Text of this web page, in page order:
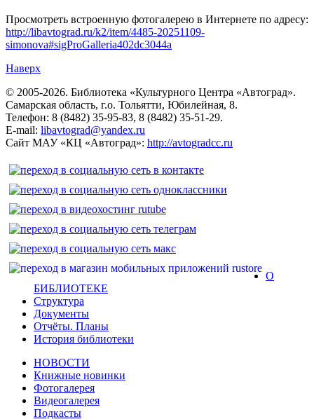
Просмотреть встроенную фотогалерею в Интернете по адресу:
http://libavtograd.ru/k2/item/4485-20251109-
simonova#sigProGalleria402dc3044a
Наверх
© 2005-2026. Библиотека «Культурного Центра «Автоград».
Самарская область, г.о. Тольятти, Юбилейная, 8.
Телефон: 8 (8482) 35-95-83, 8 (8482) 35-51-29.
E-mail: libavtograd@yandex.ru
Сайт МАУ «КЦ «Автоград»: http://avtogradcc.ru
О
БИБЛИОТЕКЕ
Структура
Документы
Отчёты. Планы
История библиотеки
НОВОСТИ
Книжные новинки
Фотогалерея
Видеогалерея
Подкасты